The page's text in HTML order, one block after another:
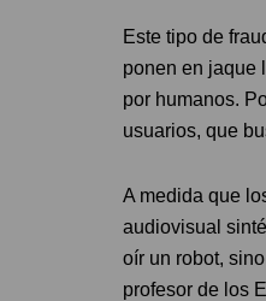
Este tipo de
ponen en jaque
por humanos.
usuarios, que
A medida que
audiovisual
oír un robot,
profesor de los